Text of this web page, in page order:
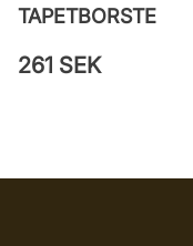
TAPETBORSTE
261 SEK